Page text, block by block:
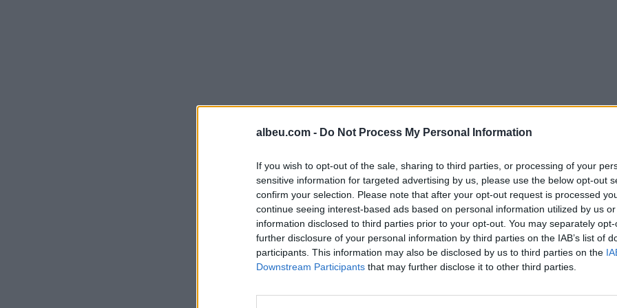
albeu.com - Do Not Process My Personal Information
If you wish to opt-out of the sale, sharing to third parties, or processing of your
sensitive information for targeted advertising by us, please use the below opt-out
confirm your selection. Please note that after your opt-out request is processed
continue seeing interest-based ads based on personal information utilized by us
information disclosed to third parties prior to your opt-out. You may separately
further disclosure of your personal information by third parties on the IAB’s list of
participants. This information may also be disclosed by us to third parties on the
Downstream Participants that may further disclose it to other third parties.